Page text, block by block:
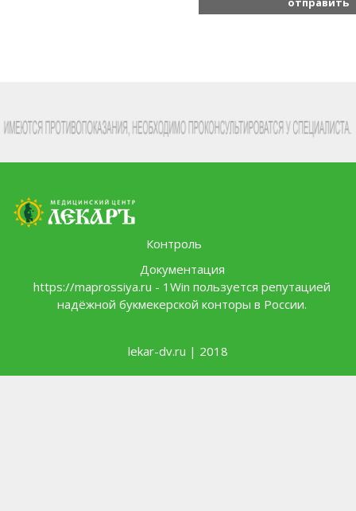
Контроль
Документация
https://maprossiya.ru - 1Win пользуется репутацией
надёжной букмекерской конторы в России.
lekar-dv.ru | 2018